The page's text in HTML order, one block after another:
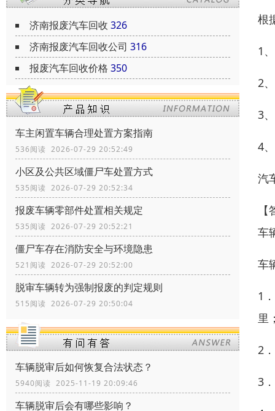
济南报废汽车回收 326
济南报废汽车回收公司 316
报废汽车回收价格 350
车主闲置车辆合理处置方案指南
536阅读 2026-07-29 20:52:49
小区及公共区域僵尸车处置方式
535阅读 2026-07-29 20:52:34
报废车辆零部件处置相关规定
535阅读 2026-07-29 20:52:21
僵尸车存在消防安全与环境隐患
521阅读 2026-07-29 20:52:00
脱审车辆转为强制报废的判定规则
515阅读 2026-07-29 20:50:04
车辆脱审后如何恢复合法状态？
5940阅读 2025-11-19 20:09:46
车辆脱审后会有哪些影响？
根
1
2
3
4
汽
车
车
1
里
2
3